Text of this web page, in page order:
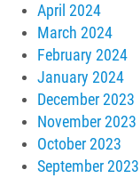
April 2024
March 2024
February 2024
January 2024
December 2023
November 2023
October 2023
September 2023